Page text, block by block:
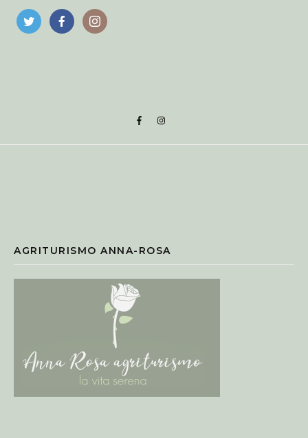
AGRITURISMO ANNA-ROSA